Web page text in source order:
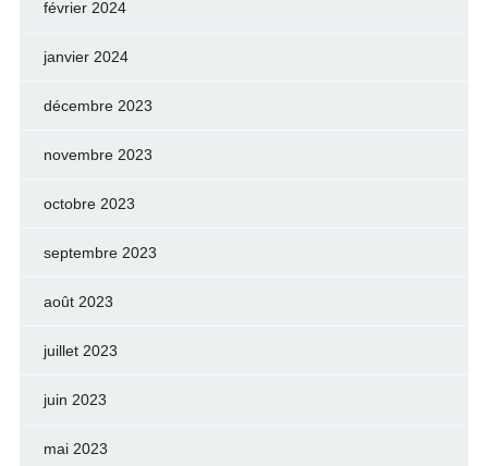
février 2024
janvier 2024
décembre 2023
novembre 2023
octobre 2023
septembre 2023
août 2023
juillet 2023
juin 2023
mai 2023